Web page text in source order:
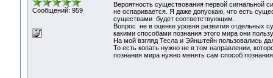
Сообщений: 959
Вероятность существования первой сигнальной
не оспаривается. Я даже допускаю, что есть
существами будет соответствующим.
Вопрос не в оценке уровня развития отдельных
какими способами познания этого мира они
На мой взгляд Тесла и Эйнштейн пользовались
То есть копать нужно не в том направлении,
познания мира нужно менять сам способ